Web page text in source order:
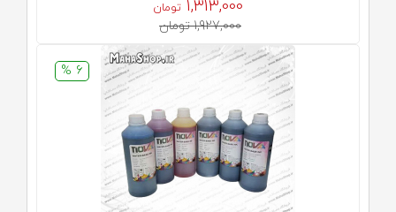
1,313,000 تومان
1,927,000 تومان
6 %